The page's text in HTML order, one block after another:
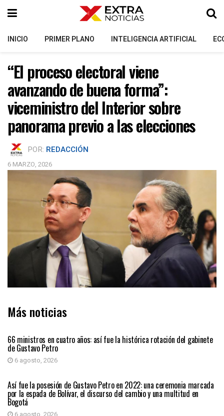
INICIO PRIMER PLANO INTELIGENCIA ARTIFICIAL
“El proceso electoral viene
avanzando de buena forma”:
viceministro del Interior sobre
panorama previo a las elecciones
POR: REDACCIÓN
6 MARZO, 2026
Más noticias
66 ministros en cuatro años: así fue la histórica rotación del gabinete
de Gustavo Petro
6 agosto, 2026
PAÍS
Así fue la posesión de Gustavo Petro en 2022: una ceremonia marcada
por la espada de Bolívar, el discurso del cambio y una multitud en
Bogotá